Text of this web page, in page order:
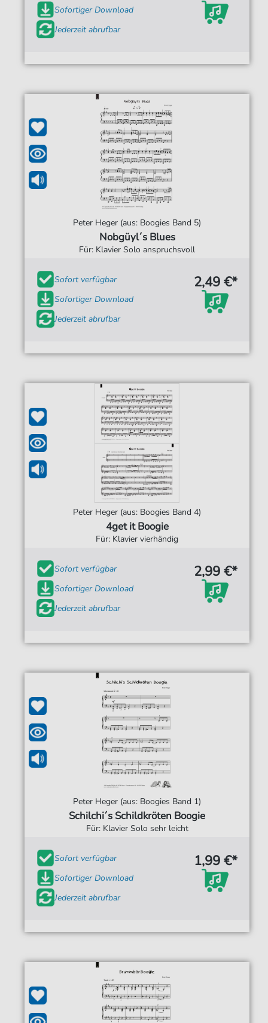
Sofortiger Download
Jederzeit abrufbar
Peter Heger (aus: Boogies Band 5)
Nobgüyl´s Blues
Für: Klavier Solo anspruchsvoll
Sofort verfügbar
Sofortiger Download
Jederzeit abrufbar
2,49 €*
Peter Heger (aus: Boogies Band 4)
4get it Boogie
Für: Klavier vierhändig
Sofort verfügbar
Sofortiger Download
Jederzeit abrufbar
2,99 €*
Peter Heger (aus: Boogies Band 1)
Schilchi´s Schildkröten Boogie
Für: Klavier Solo sehr leicht
Sofort verfügbar
Sofortiger Download
Jederzeit abrufbar
1,99 €*